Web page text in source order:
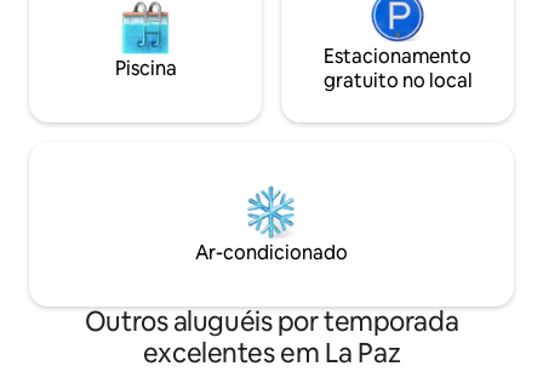
Piscina
Estacionamento
gratuito no local
Ar-condicionado
Outros aluguéis por temporada
excelentes em La Paz